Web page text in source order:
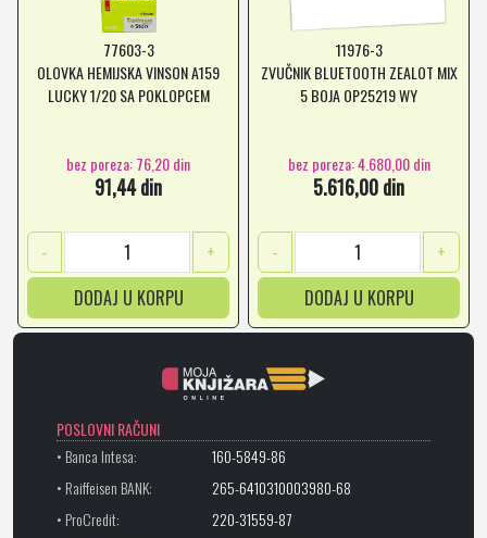
77603-3
OLOVKA HEMIJSKA VINSON A159
LUCKY 1/20 SA POKLOPCEM
bez poreza: 76,20 din
91,44 din
-
+
DODAJ U KORPU
11976-3
ZVUČNIK BLUETOOTH ZEALOT MIX
5 BOJA OP25219 WY
bez poreza: 4.680,00 din
5.616,00 din
-
+
DODAJ U KORPU
POSLOVNI RAČUNI
• Banca Intesa:
160-5849-86
• Raiffeisen BANK:
265-6410310003980-68
• ProCredit:
220-31559-87